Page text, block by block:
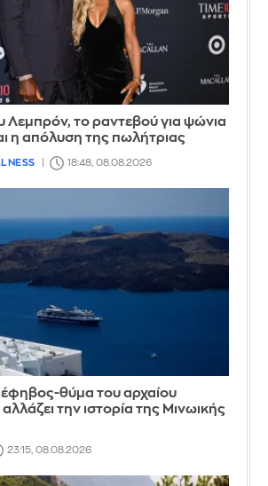
Λεμπρόν, το ραντεβού για ψώνια
η απόλυση της πωλήτριας
18:48, 08.08.2026
θύμα του αρχαίου
την ιστορία της Μινωικής
23:15, 08.08.2026